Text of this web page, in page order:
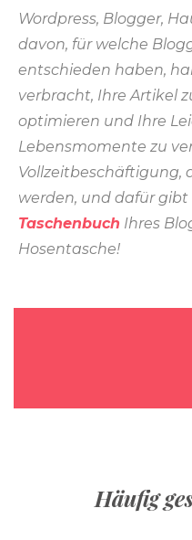
Wordpress, Blogger,
davon, für welche
entschieden haben,
verbracht, Ihre Artikel
optimieren und Ihre
Lebensmomente zu
Vollzeitbeschäftigung,
werden, und dafür gibt
Taschenbuch Ihres
Hosentasche!
Häufig